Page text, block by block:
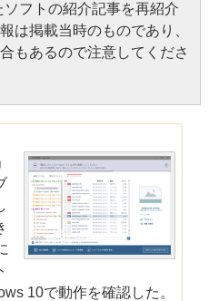
ソフトの紹介記事を再紹介
は掲載当時のものであり、
もあるので注意してくださ
10で動作を確認した。